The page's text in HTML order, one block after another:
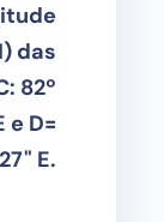
das
82º
e D=
E.